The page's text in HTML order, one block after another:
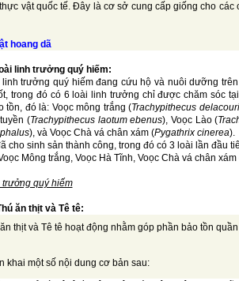
vật quốc tế. Đây là cơ sở cung cấp giống cho các
hoang dã
linh trưởng quý hiếm:
trưởng quý hiếm đang cứu hộ và nuôi dưỡng
trong đó có 6 loài linh trưởng chỉ được chăm sóc
đó là: Voọc mông trắng (Trachypithecus delacouri
(Trachypithecus laotum ebenus), Voọc Lào (
), và Voọc Chà vá chân xám (Pygathrix cinerea).
cho sinh sản thành công, trong đó có 3 loài lần đầu
Mông trắng, Voọc Hà Tĩnh, Voọc Chà vá chân
quý hiếm
ăn thịt và Tê tê:
thịt và Tê tê hoạt động nhằm góp phần bảo tồn
khai một số nội dung cơ bản sau: